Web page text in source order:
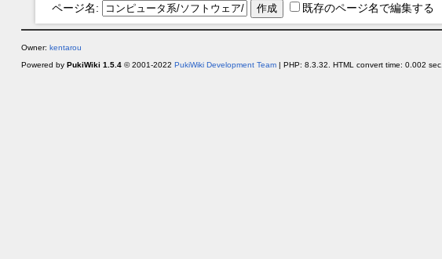
ページ名: 既存のページ名で編集する
Owner: kentarou
Powered by PukiWiki 1.5.4© 2001-2022 PukiWiki Development Team| PHP: 8.3.32. HTML convert time: 0.002 sec.